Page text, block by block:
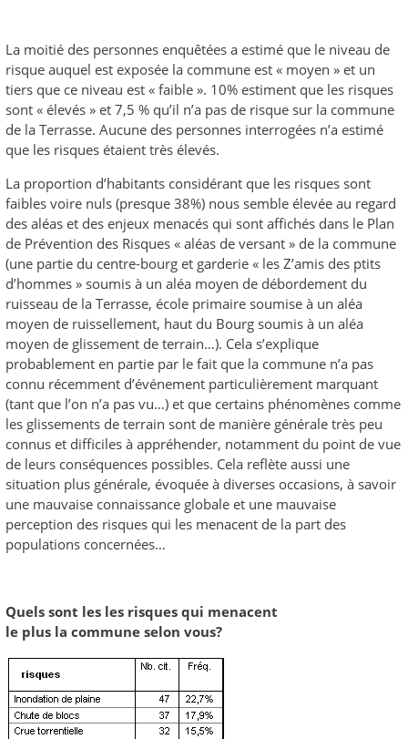
La moitié des personnes enquêtées a estimé que le niveau de
risque auquel est exposée la commune est « moyen » et un
tiers que ce niveau est « faible ». 10% estiment que les risques
sont « élevés » et 7,5 % qu’il n’a pas de risque sur la commune
de la Terrasse. Aucune des personnes interrogées n’a estimé
que les risques étaient très élevés.
La proportion d’habitants considérant que les risques sont
faibles voire nuls (presque 38%) nous semble élevée au regard
des aléas et des enjeux menacés qui sont affichés dans le Plan
de Prévention des Risques « aléas de versant » de la commune
(une partie du centre-bourg et garderie « les Z’amis des ptits
d’hommes » soumis à un aléa moyen de débordement du
ruisseau de la Terrasse, école primaire soumise à un aléa
moyen de ruissellement, haut du Bourg soumis à un aléa
moyen de glissement de terrain…). Cela s’explique
probablement en partie par le fait que la commune n’a pas
connu récemment d’événement particulièrement marquant
(tant que l’on n’a pas vu…) et que certains phénomènes comme
les glissements de terrain sont de manière générale très peu
connus et difficiles à appréhender, notamment du point de vue
de leurs conséquences possibles. Cela reflète aussi une
situation plus générale, évoquée à diverses occasions, à savoir
une mauvaise connaissance globale et une mauvaise
perception des risques qui les menacent de la part des
populations concernées…
Quels sont les les risques qui menacent
le plus la commune selon vous?